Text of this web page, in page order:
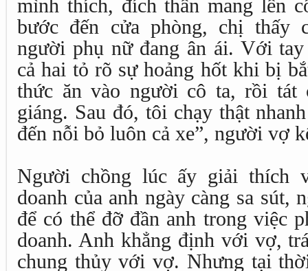
mình thích, đích thân mang lên
bước đến cửa phòng, chị thấy
người phụ nữ đang ân ái. Với
cả hai tỏ rõ sự hoảng hốt khi bị
thức ăn vào người cô ta, rồi tát
giáng. Sau đó, tôi chạy thật
đến nỗi bỏ luôn cả xe”, người vợ
Người chồng lúc ấy giải thích
doanh của anh ngày càng sa sút,
để có thể đỡ đần anh trong việc
doanh. Anh khẳng định với vợ,
chung thủy với vợ. Nhưng tại